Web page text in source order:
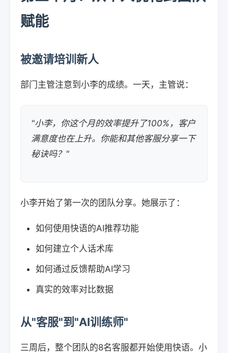
赋能
被邀请培训新人
部门主管注意到小李的成绩。一天，主管说：
"小李，你这个月的效率提升了100%，客户
满意度也在上升。你能和其他客服分享一下
秘诀吗？"
小李开始了第一次的团队分享。她展示了：
如何使用快语的AI推荐功能
如何建立个人话术库
如何通过反馈帮助AI学习
真实的效率对比数据
从"客服"到"AI训练师"
三周后，整个团队的8名客服都开始使用快语。小